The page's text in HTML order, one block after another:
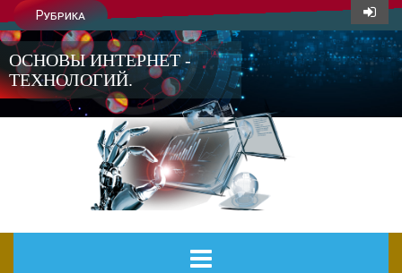
Рубрика
ОСНОВЫ ИНТЕРНЕТ -
ТЕХНОЛОГИЙ.